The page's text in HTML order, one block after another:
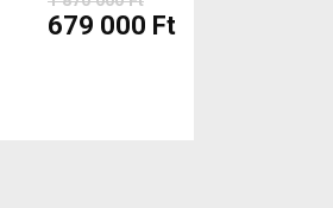
679 000 Ft